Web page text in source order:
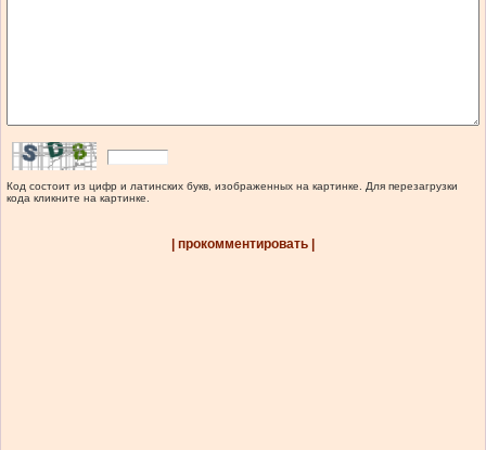
Код состоит из цифр и латинских букв, изображенных на картинке. Для перезагрузки
кода кликните на картинке.
| прокомментировать |